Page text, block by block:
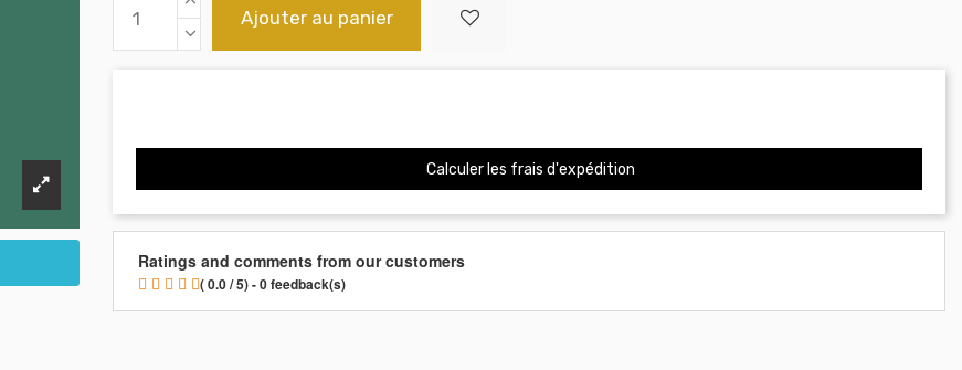
Ajouter au panier
Calculer les frais d'expédition
Ratings and comments from our customers
( 0.0 / 5) - 0 feedback(s)